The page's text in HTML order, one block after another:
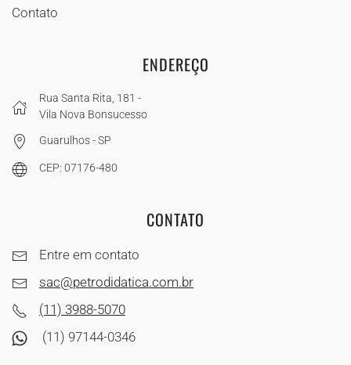
Contato
ENDEREÇO
Rua Santa Rita, 181 -
Vila Nova Bonsucesso
Guarulhos - SP
CEP: 07176-480
CONTATO
Entre em contato
sac@petrodidatica.com.br
(11) 3988-5070
(11) 97144-0346